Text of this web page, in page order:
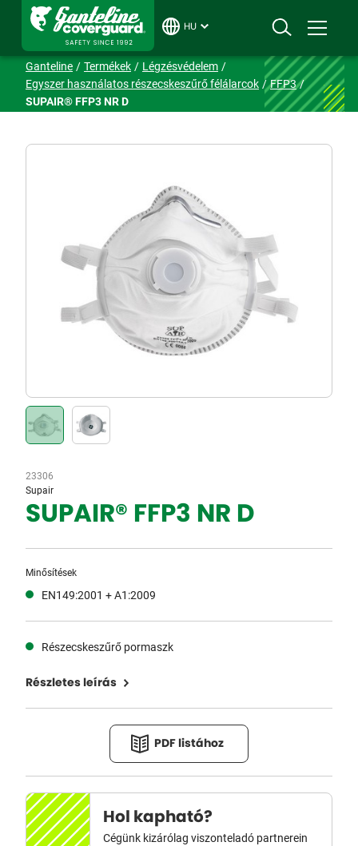
HU
Ganteline Termékek
Légzésvédelem
Egyszer használatos részecskeszűrő félálarcok
FFP3
SUPAIR® FFP3 NR D
23306
Supair
SUPAIR® FFP3 NR D
Minősítések
EN149:2001 + A1:2009
Részecskeszűrő pormaszk
Részletes leírás
PDF listához
Hol kapható?
Cégünk kizárólag viszonteladó partnerein